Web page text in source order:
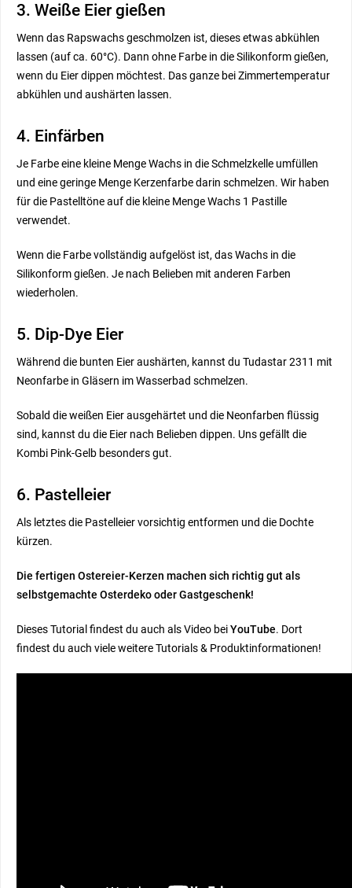
3. Weiße Eier gießen
Wenn das Rapswachs geschmolzen ist, dieses etwas abkühlen
lassen (auf ca. 60°C). Dann ohne Farbe in die Silikonform gießen,
wenn du Eier dippen möchtest. Das ganze bei Zimmertemperatur
abkühlen und aushärten lassen.
4. Einfärben
Je Farbe eine kleine Menge Wachs in die Schmelzkelle umfüllen
und eine geringe Menge Kerzenfarbe darin schmelzen. Wir haben
für die Pastelltöne auf die kleine Menge Wachs 1 Pastille
verwendet.
Wenn die Farbe vollständig aufgelöst ist, das Wachs in die
Silikonform gießen. Je nach Belieben mit anderen Farben
wiederholen.
5. Dip-Dye Eier
Während die bunten Eier aushärten, kannst du Tudastar 2311 mit
Neonfarbe in Gläsern im Wasserbad schmelzen.
Sobald die weißen Eier ausgehärtet und die Neonfarben flüssig
sind, kannst du die Eier nach Belieben dippen. Uns gefällt die
Kombi Pink-Gelb besonders gut.
6. Pastelleier
Als letztes die Pastelleier vorsichtig entformen und die Dochte
kürzen.
Die fertigen Ostereier-Kerzen machen sich richtig gut als
selbstgemachte Osterdeko oder Gastgeschenk!
Dieses Tutorial findest du auch als Video beiYouTube. Dort
findest du auch viele weitere Tutorials & Produktinformationen!